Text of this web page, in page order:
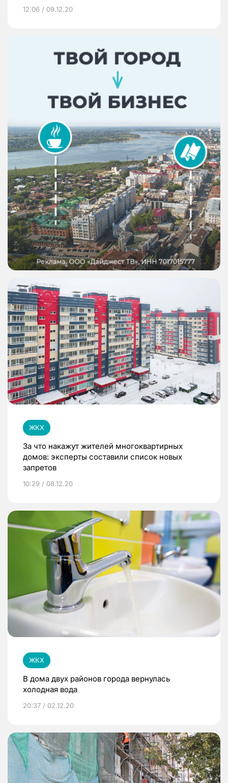
12:06 / 09.12.20
ЖКХ
За что накажут жителей многоквартирных
домов: эксперты составили список новых
запретов
10:29 / 08.12.20
ЖКХ
В дома двух районов города вернулась
холодная вода
20:37 / 02.12.20